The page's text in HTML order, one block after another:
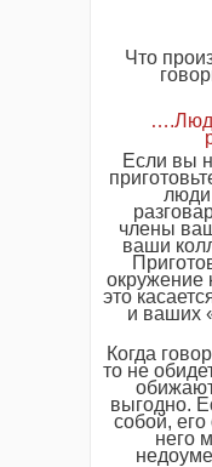
Что
Если вы
люди
члены
ваши
окружение
это
и ваших
Когда
то не
выгодно.
собой,
него